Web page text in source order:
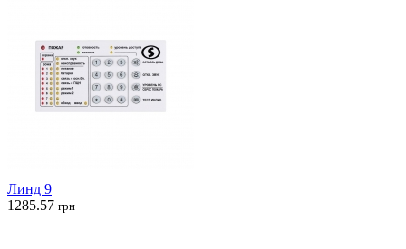
Линд 9
1285.57 грн